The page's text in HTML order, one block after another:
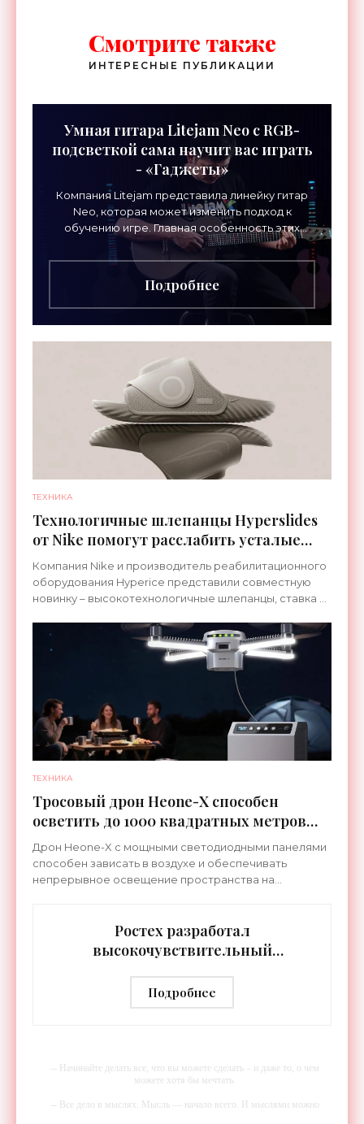
Смотрите также
ИНТЕРЕСНЫЕ ПУБЛИКАЦИИ
Умная гитара Litejam Neo с RGB-
подсветкой сама научит вас играть
- «Гаджеты»
Компания Litejam представила линейку гитар
Neo, которая может изменить подход к
обучению игре. Главная особенность этих
инструментов – встроенная RGB-подсветка
грифа. Светодиоды
Подробнее
ТЕХНИКА
Технологичные шлепанцы Hyperslides
от Nike помогут расслабить усталые
ноги после тренировки - «Гаджеты»
Компания Nike и производитель реабилитационного
оборудования Hyperice представили совместную
новинку – высокотехнологичные шлепанцы, ставка в
ТЕХНИКА
Тросовый дрон Heone-X способен
осветить до 1000 квадратных метров
земли - «Беспилотники»
Дрон Heone-X с мощными светодиодными панелями
способен зависать в воздухе и обеспечивать
непрерывное освещение пространства на
Ростех разработал
высокочувствительный
дальностью распознавания до 2 км
- «Гаджеты»
Подробнее
-- Начинайте делать все, что вы можете сделать – и даже то, о чем
можете хотя бы мечтать.
-- Все дело в мыслях. Мысль — начало всего. И мыслями можно